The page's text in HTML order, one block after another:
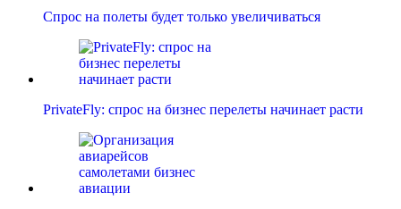
Спрос на полеты будет только увеличиваться
PrivateFly: спрос на бизнес перелеты начинает расти